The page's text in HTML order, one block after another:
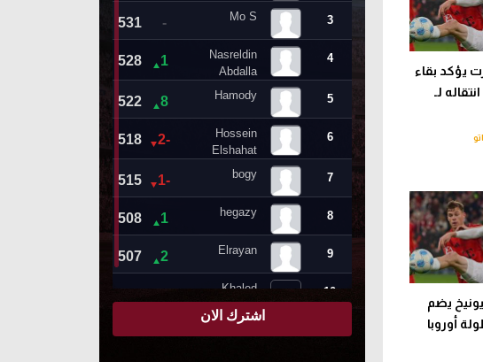
يؤكد بقاء
لـ
يضم
أوروبا